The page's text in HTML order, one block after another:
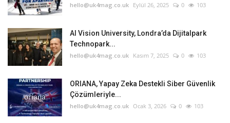
hello@uk4mag.co.uk Eylül 26, 2025 0 103
AI Vision University, Londra’da Dijitalpark
Technopark...
hello@uk4mag.co.uk Kasım 7, 2025 0 103
ORIANA, Yapay Zeka Destekli Siber Güvenlik
Çözümleriyle...
hello@uk4mag.co.uk Ocak 3, 2026 0 103